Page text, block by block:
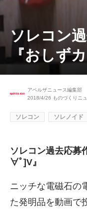
ソレコン
『おしず
アペルザニュース編集部
2018/4/26 ものづくりニ
ソレコン ソレノイド
ソレコン過去応募
∀ﾟ]V』
ニッチな電磁石の
た発明品を動画で